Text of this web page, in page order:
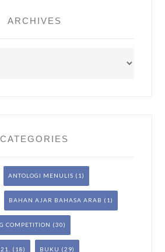
ARCHIVES
CATEGORIES
ANTOLOGI MENULIS (1)
BAHAN AJAR BAHASA ARAB (1)
COMPETITION (30)
(18) BUKU (29)